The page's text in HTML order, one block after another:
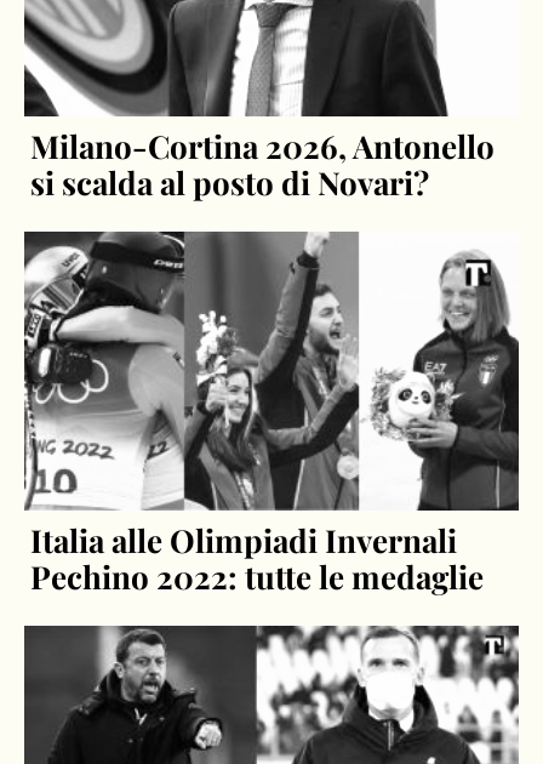
Milano-Cortina 2026, Antonello
si scalda al posto di Novari?
Italia alle Olimpiadi Invernali
Pechino 2022: tutte le medaglie